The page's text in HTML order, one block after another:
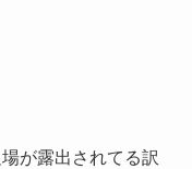
が露出されてる訳